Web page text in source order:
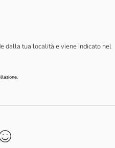
dalla tua località e viene indicato nel
.